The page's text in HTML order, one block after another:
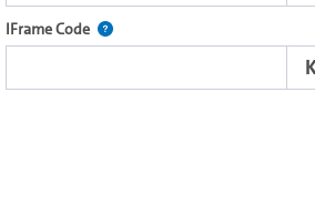
Web-Applikationen.
Video-Player einzubetten
IFrame Code Nutzen Sie diesen Code, um